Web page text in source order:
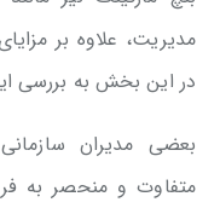
مدیریت، علاوه بر
در این بخش به بررسی
بعضی مدیران